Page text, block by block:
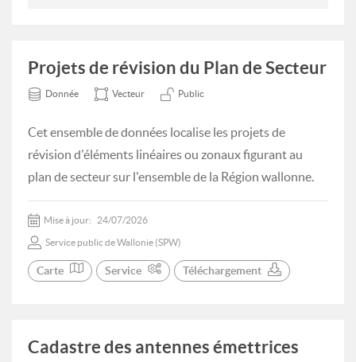
Projets de révision du Plan de Secteur
Donnée Vecteur Public
Cet ensemble de données localise les projets de
révision d'éléments linéaires ou zonaux figurant au
plan de secteur sur l'ensemble de la Région wallonne.
Mise à jour: 24/07/2026
Service public de Wallonie (SPW)
Carte Service Téléchargement
Cadastre des antennes émettrices